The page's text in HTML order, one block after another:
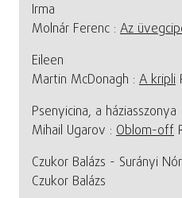
Irma
Molnár Ferenc : Az
Eileen
Martin McDonagh : A kripli
Psenyicina, a háziasszonya
Mihail Ugarov : Oblom-off
Czukor Balázs - Surányi
Czukor Balázs